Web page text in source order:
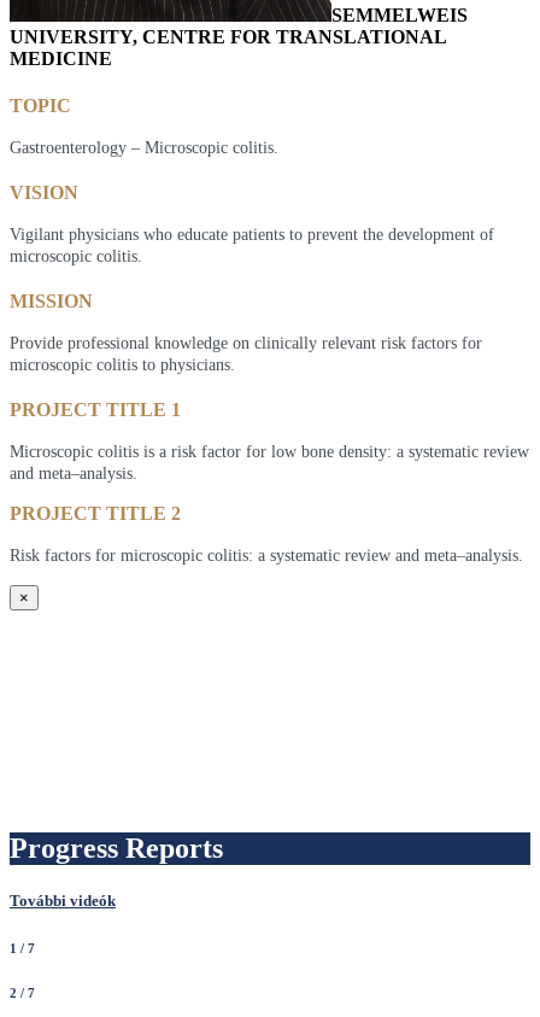
SEMMELWEIS
UNIVERSITY, CENTRE FOR TRANSLATIONAL
MEDICINE
TOPIC
Gastroenterology – Microscopic colitis.
VISION
Vigilant physicians who educate patients to prevent the development of
microscopic colitis.
MISSION
Provide professional knowledge on clinically relevant risk factors for
microscopic colitis to physicians.
PROJECT TITLE 1
Microscopic colitis is a risk factor for low bone density: a systematic review
and meta–analysis.
PROJECT TITLE 2
Risk factors for microscopic colitis: a systematic review and meta–analysis.
×
Progress Reports
További videók
1 / 7
2 / 7